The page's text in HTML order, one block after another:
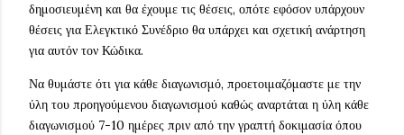
δημοσιευμένη και θα έχουμε τις θέσεις, οπότε εφόσον υπάρχουν
θέσεις για Ελεγκτικό Συνέδριο θα υπάρχει και σχετική ανάρτηση
για αυτόν τον Κώδικα.
Να θυμάστε ότι για κάθε διαγωνισμό, προετοιμαζόμαστε με την
ύλη του προηγούμενου διαγωνισμού καθώς αναρτάται η ύλη κάθε
διαγωνισμού 7-10 ημέρες πριν από την γραπτή δοκιμασία όπου